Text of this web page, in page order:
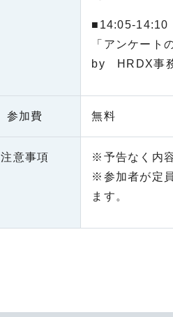
■14:05-14:10
「アンケート
by HRDX事
参加費 無料
注意事項
※予告なく内
※参加者が定
ます。